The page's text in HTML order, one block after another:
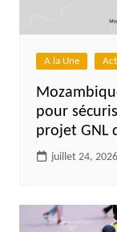
A la Une
pour
projet GNL
juillet 24, 2026